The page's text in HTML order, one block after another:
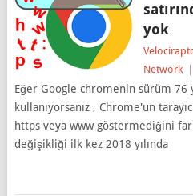
yok
Network
Eğer Google chromenin sürüm 76
kullanıyorsanız , Chrome'un
https veya www göstermediğini
değişikliği ilk kez 2018 yılında